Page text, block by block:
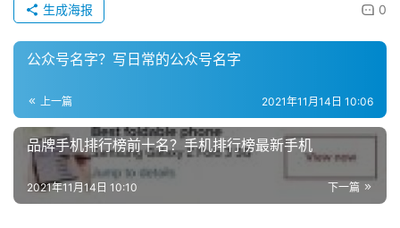
0
生成海报
公众号名字？写日常的公众号名字
上一篇 2021年11月14日 10:06
品牌手机排行榜前十名？手机排行榜最新手机
下一篇
2021年11月14日 10:10